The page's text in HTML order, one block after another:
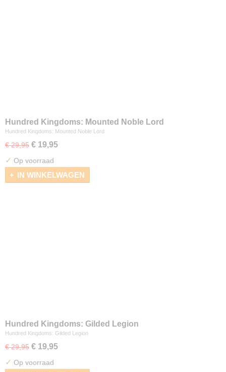
Hundred Kingdoms: Mounted Noble Lord
Hundred Kingdoms: Mounted Noble Lord
€ 29,95 € 19,95
✓ Op voorraad
IN WINKELWAGEN
Hundred Kingdoms: Gilded Legion
Hundred Kingdoms: Gilded Legion
€ 29,95 € 19,95
✓ Op voorraad